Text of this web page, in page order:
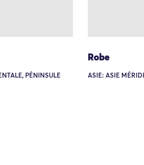
PÉNINSULE
Robe
ASIE: ASIE